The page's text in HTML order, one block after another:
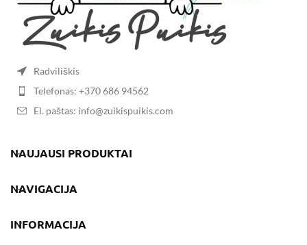
Radviliškis
Telefonas: +370 686 94562
El. paštas: info@zuikispuikis.com
NAUJAUSI PRODUKTAI
NAVIGACIJA
INFORMACIJA